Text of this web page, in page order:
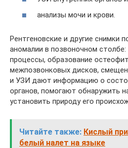
анализы мочи и крови.
Рентгеновские и другие снимки
аномалии в позвоночном столбе:
процессы, образование
межпозвонковых дисков,
и УЗИ дают информацию о
органов, помогают обнаружить
установить природу его
Читайте также: Кислый
белый налет на языке